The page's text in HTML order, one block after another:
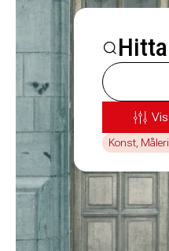
Konst,